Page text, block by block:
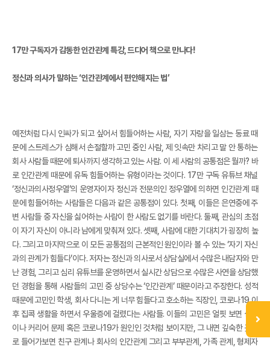
17만 구독자가 감동한 인간관계 특강, 드디어 책으로 만나다!
정신과 의사가 말하는 ‘인간관계에서 편안해지는 법’
예전처럼 다시 인싸가 되고 싶어서 힘들어하는 사람, 자기 자랑을 일삼는 동료 때
문에 스트레스가 심해서 손절할까 고민 중인 사람, 제 잇속만 차리고 말 안 통하는
회사 사람들 때문에 퇴사까지 생각하고 있는 사람. 이 세 사람의 공통점은 뭘까? 바
로 인간관계 때문에 유독 힘들어하는 유형이라는 것이다. 17만 구독 유튜브 채널
‘정신과의사정우열’의 운영자이자 정신과 전문의인 정우열에 의하면 인간관계 때
문에 힘들어하는 사람들은 다음과 같은 공통점이 있다. 첫째, 이들은 은연중에 주
변 사람들 중 자신을 싫어하는 사람이 한 사람도 없기를 바란다. 둘째, 관심의 초점
이 자기 자신이 아니라 남에게 맞춰져 있다. 셋째, 사람에 대한 기대치가 굉장히 높
다. 그리고 마지막으로 이 모든 공통점의 근본적인 원인이라 볼 수 있는 ‘자기 자신
과의 관계가 힘들다’이다. 저자는 정신과 의사로서 상담실에서 수많은 내담자와 만
난 경험, 그리고 심리 유튜브를 운영하면서 실시간 상담으로 수많은 사연을 상담했
던 경험을 통해 사람들의 고민 중 상당수는 ‘인간관계’ 때문이라고 주장한다. 성적
때문에 고민인 학생, 회사 다니는 게 너무 힘들다고 호소하는 직장인, 코로나19 이
후 집콕 생활을 하면서 우울증에 걸렸다는 사람들. 이들의 고민은 얼핏 보면 성적
이나 커리어 문제 혹은 코로나19가 원인인 것처럼 보이지만, 그 내면 깊숙한 곳으
로 들어가보면 친구 관계나 회사의 인간관계 그리고 부부관계, 가족 관계, 형제자